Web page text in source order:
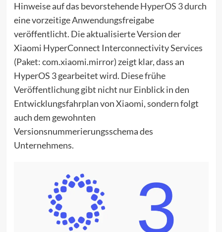
Hinweise auf das bevorstehendeHyperOS 3durch
eine vorzeitige Anwendungsfreigabe
veröffentlicht. Die aktualisierte Version der
Xiaomi HyperConnect Interconnectivity Services
(Paket: com.xiaomi.mirror) zeigt klar, dass an
HyperOS 3 gearbeitet wird. Diese frühe
Veröffentlichung gibt nicht nur Einblick in den
Entwicklungsfahrplan von Xiaomi, sondern folgt
auch dem gewohnten
Versionsnummerierungsschema des
Unternehmens.